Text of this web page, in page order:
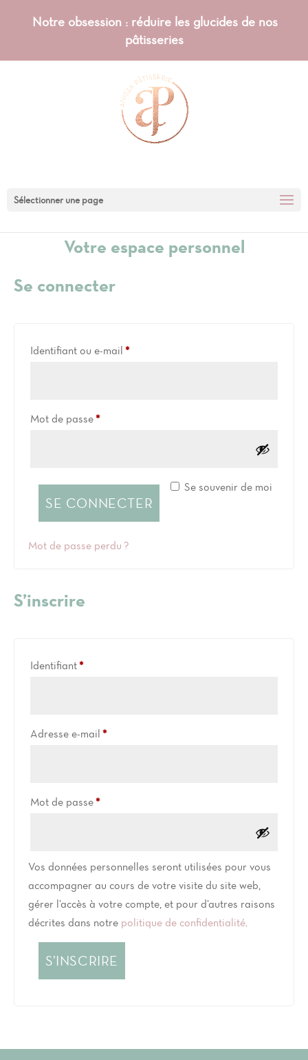
Notre obsession : réduire les glucides de nos
pâtisseries
Sélectionner une page
Votre espace personnel
Se connecter
Identifiant ou e-mail *Obligatoire
Mot de passe*Obligatoire
Se souvenir de moi
SE CONNECTER
Mot de passe perdu ?
S’inscrire
Identifiant*Obligatoire
Adresse e-mail *Obligatoire
Mot de passe*Obligatoire
Vos données personnelles seront utilisées pour vous
accompagner au cours de votre visite du site web,
gérer l’accès à votre compte, et pour d’autres raisons
décrites dans notre politique de confidentialité.
S’INSCRIRE